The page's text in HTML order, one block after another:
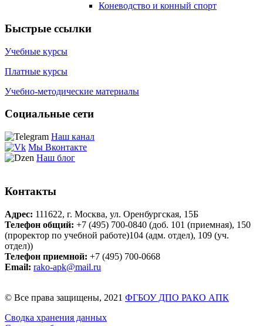
Коневодство и конный спорт
Быстрые ссылки
Учебные курсы
Платные курсы
Учебно-методические материалы
Социальные сети
Наш канал
Мы Вконтакте
Наш блог
Контакты
Адрес: 111622, г. Москва, ул. Оренбургская, 15Б
Телефон общий: +7 (495) 700-0840 (доб. 101 (приемная), 150
(проректор по учебной работе)104 (адм. отдел), 109 (уч.
отдел))
Телефон приемной: +7 (495) 700-0668
Email: rako-apk@mail.ru
© Все права защищены, 2021 ФГБОУ ДПО РАКО АПК
Сводка хранения данных